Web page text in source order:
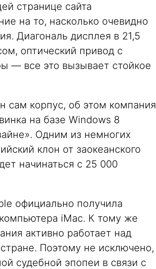
странице сайта
на то, насколько очевидно
Диагональ дисплея в 21,5
оптический привод с
— все это вызывает стойкое
сам корпус, об этом компания
на базе Windows 8
Одним из немногих
клон от заокеанского
начинаться с 25 000
официально получила
iMac. К тому же
активно работает над
Поэтому не исключено,
судебной эпопеи в связи с